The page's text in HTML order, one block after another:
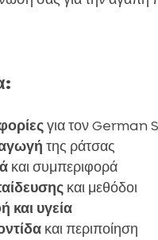
Προκλήσεις
και Δραστηριότητες
και Συμπεριφορά
Προστασία
και Καθημερινός
για τον German
της ράτσας
και συμπεριφορά
και μεθόδοι
και υγεία
και περιποίηση